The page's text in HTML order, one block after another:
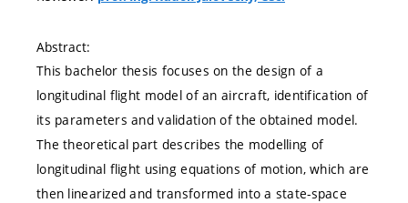
Abstract:
This bachelor thesis focuses on the design of a
longitudinal flight model of an aircraft, identification of
its parameters and validation of the obtained model.
The theoretical part describes the modelling of
longitudinal flight using equations of motion, which are
then linearized and transformed into a state-space